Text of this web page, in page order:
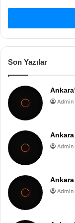
Son Yazılar
Admin
Ankara
Admin
Admin